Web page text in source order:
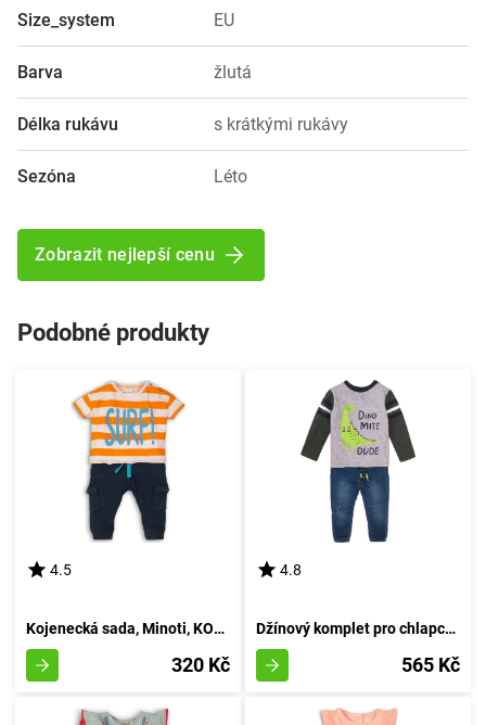
Size_system EU
Barva žlutá
Délka rukávu s krátkými rukávy
Sezóna Léto
Zobrazit nejlepší cenu
Podobné produkty
4.5
Kojenecká sada, Minoti, KOKOS 3, žluté - 86/92
320 Kč
4.8
Džínový komplet pro chlapce - tričko a džíny, Minoti, Mite 5, kluk - 92/98 | 2/3let
565 Kč